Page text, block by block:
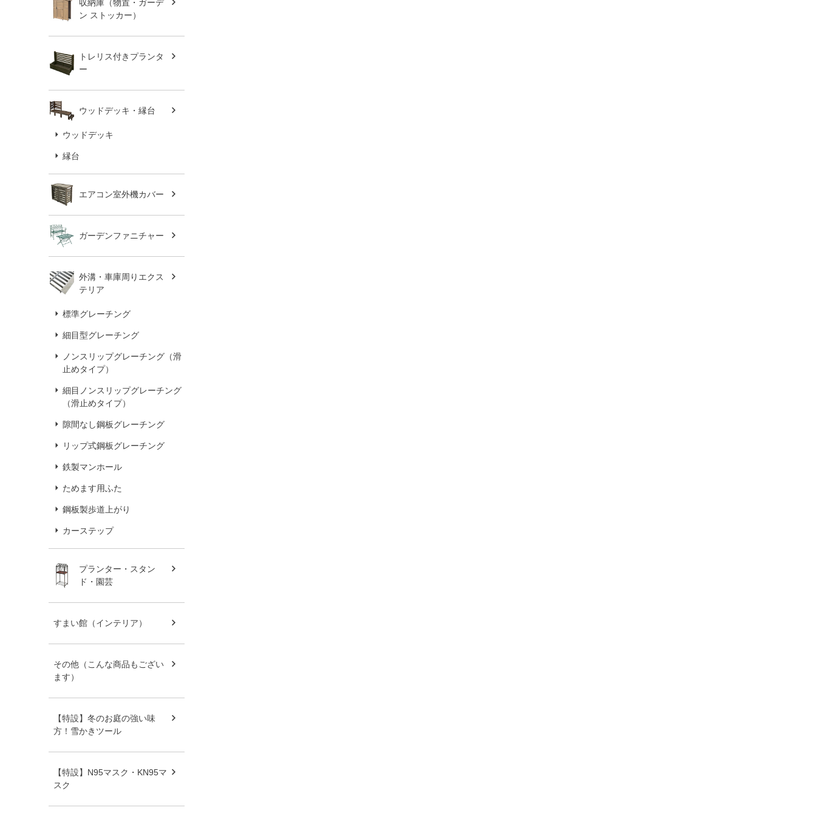
収納庫（物置・ガーデ
ン ストッカー）
トレリス付きプランタ
ー
ウッドデッキ・縁台
ウッドデッキ
縁台
エアコン室外機カバー
ガーデンファニチャー
外溝・車庫周りエクス
テリア
標準グレーチング
細目型グレーチング
ノンスリップグレーチング（滑
止めタイプ）
細目ノンスリップグレーチング
（滑止めタイプ）
隙間なし鋼板グレーチング
リップ式鋼板グレーチング
鉄製マンホール
ためます用ふた
鋼板製歩道上がり
カーステップ
プランター・スタン
ド・園芸
すまい館（インテリア）
その他（こんな商品もござい
ます）
【特設】冬のお庭の強い味
方！雪かきツール
【特設】N95マスク・KN95マ
スク